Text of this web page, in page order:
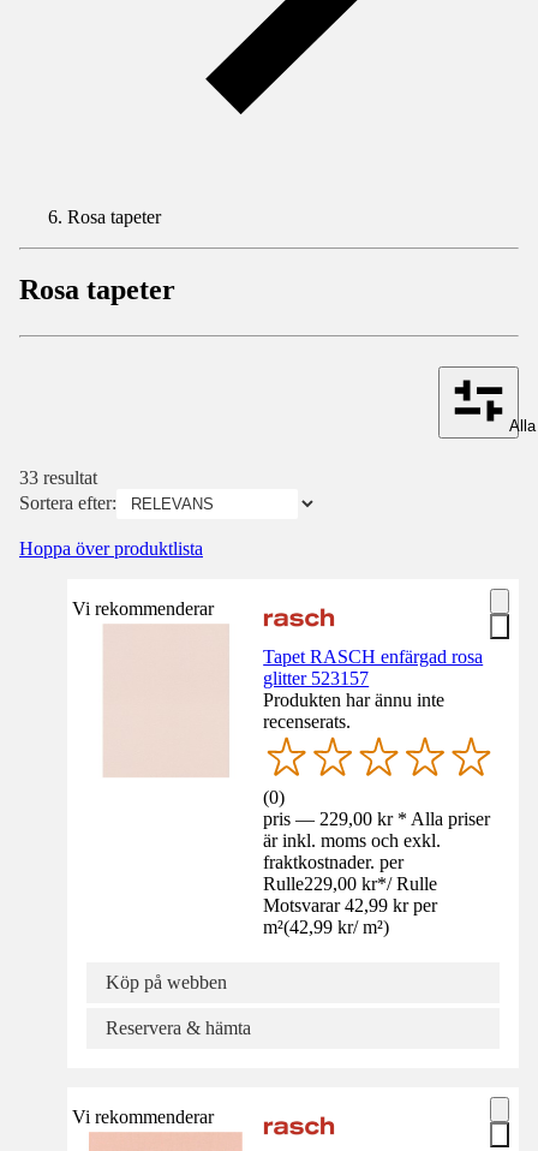
Rosa tapeter
Rosa tapeter
33 resultat
Sortera efter:
Hoppa över produktlista
Vi rekommenderar
Tapet RASCH enfärgad rosa
glitter 523157
Produkten har ännu inte
recenserats.
(0)
pris — 229,00 kr * Alla priser
är inkl. moms och exkl.
fraktkostnader. per
Rulle229,00 kr*/ Rulle
Motsvarar 42,99 kr per
m²(42,99 kr/ m²)
Köp på webben
Reservera & hämta
Vi rekommenderar